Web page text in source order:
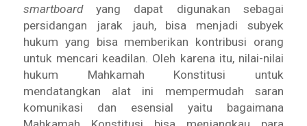
smartboardyang dapat digunakan sebagai
persidangan jarak jauh, bisa menjadi subyek
hukum yang bisa memberikan kontribusi orang
untuk mencari keadilan. Oleh karena itu, nilai-nilai
hukum Mahkamah Konstitusi untuk
mendatangkan alat ini mempermudah saran
komunikasi dan esensial yaitu bagaimana